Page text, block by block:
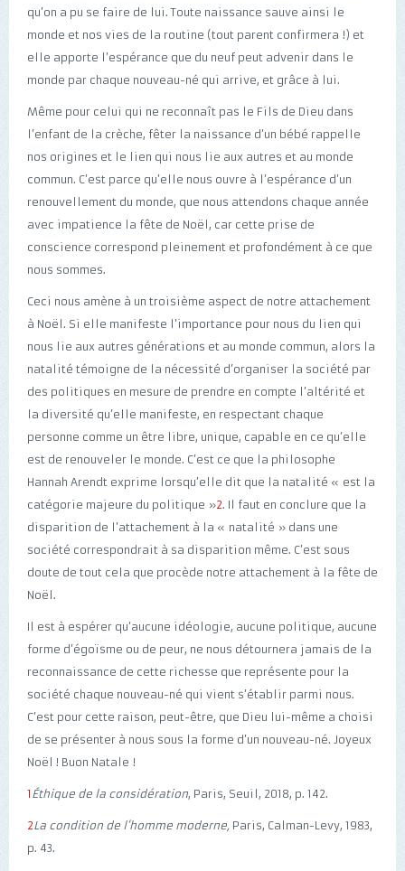
qu’on a pu se faire de lui. Toute naissance sauve ainsi le
monde et nos vies de la routine (tout parent confirmera !) et
elle apporte l’espérance que du neuf peut advenir dans le
monde par chaque nouveau-né qui arrive, et grâce à lui.
Même pour celui qui ne reconnaît pas le Fils de Dieu dans
l’enfant de la crèche, fêter la naissance d’un bébé rappelle
nos origines et le lien qui nous lie aux autres et au monde
commun. C’est parce qu’elle nous ouvre à l’espérance d’un
renouvellement du monde, que nous attendons chaque année
avec impatience la fête de Noël, car cette prise de
conscience correspond pleinement et profondément à ce que
nous sommes.
Ceci nous amène à un troisième aspect de notre attachement
à Noël. Si elle manifeste l’importance pour nous du lien qui
nous lie aux autres générations et au monde commun, alors la
natalité témoigne de la nécessité d’organiser la société par
des politiques en mesure de prendre en compte l’altérité et
la diversité qu’elle manifeste, en respectant chaque
personne comme un être libre, unique, capable en ce qu’elle
est de renouveler le monde. C’est ce que la philosophe
Hannah Arendt exprime lorsqu’elle dit que la natalité « est la
catégorie majeure du politique »2. Il faut en conclure que la
disparition de l’attachement à la « natalité » dans une
société correspondrait à sa disparition même. C’est sous
doute de tout cela que procède notre attachement à la fête de
Noël.
Il est à espérer qu’aucune idéologie, aucune politique, aucune
forme d’égoïsme ou de peur, ne nous détournera jamais de la
reconnaissance de cette richesse que représente pour la
société chaque nouveau-né qui vient s’établir parmi nous.
C’est pour cette raison, peut-être, que Dieu lui-même a choisi
de se présenter à nous sous la forme d’un nouveau-né. Joyeux
Noël ! Buon Natale !
1 Éthique de la considération, Paris, Seuil, 2018, p. 142.
2La condition de l’homme moderne, Paris, Calman-Levy, 1983,
p. 43.